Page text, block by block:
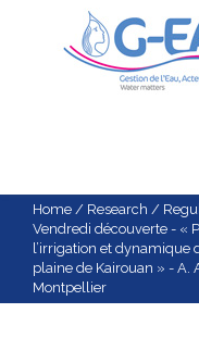
NEWS
EVENTS
CALENDAR OF EVENTS
FLOW CHART
Home / Research /
Vendredi découverte - «
l’irrigation et dynamique
plaine de Kairouan » - A.
Montpellier